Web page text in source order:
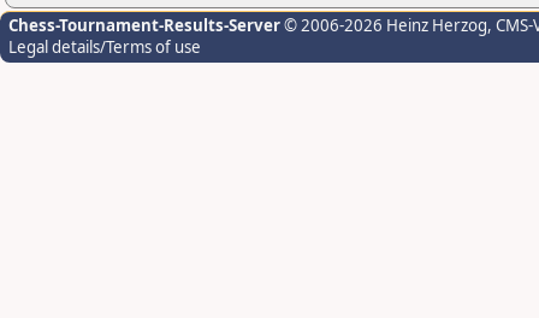
Chess-Tournament-Results-Server© 2006-2026 Heinz Herzog,
Legal details/Terms of use